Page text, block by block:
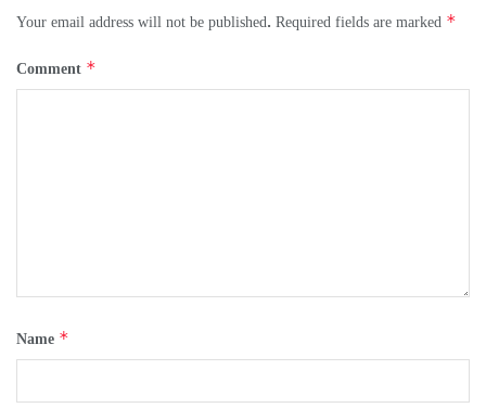
Your email address will not be published. Required fields are marked *
Comment *
Name *